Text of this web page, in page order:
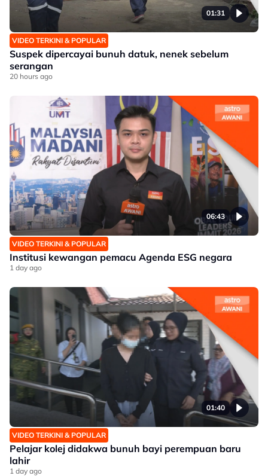
01:31
VIDEO TERKINI & POPULAR
Suspek dipercayai bunuh datuk, nenek sebelum
serangan
20 hours ago
06:43
VIDEO TERKINI & POPULAR
Institusi kewangan pemacu Agenda ESG negara
1 day ago
01:40
VIDEO TERKINI & POPULAR
Pelajar kolej didakwa bunuh bayi perempuan baru
lahir
1 day ago